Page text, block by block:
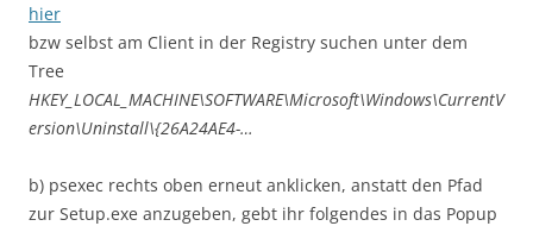
hier
bzw selbst am Client in der Registry suchen unter dem
Tree
HKEY_LOCAL_MACHINE\SOFTWARE\Microsoft\Windows\CurrentV
ersion\Uninstall\{26A24AE4-…
b) psexec rechts oben erneut anklicken, anstatt den Pfad
zur Setup.exe anzugeben, gebt ihr folgendes in das Popup